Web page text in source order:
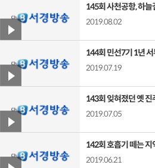
145회 사천공항, 하늘
2019.08.02
144회 민선7기 1년
2019.07.19
143회 잊혀졌던 옛
2019.07.05
142회 호흡기 떼는 지
2019.06.21